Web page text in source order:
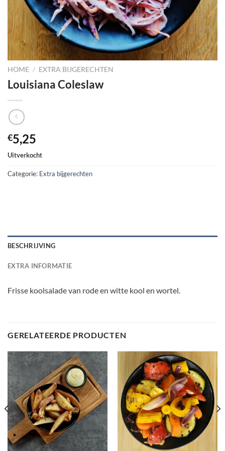
HOME / EXTRA BIJGERECHTEN
Louisiana Coleslaw
€5,25
Uitverkocht
Categorie: Extra bijgerechten
BESCHRIJVING
EXTRA INFORMATIE
Frisse koolsalade van rode en witte kool en wortel.
GERELATEERDE PRODUCTEN